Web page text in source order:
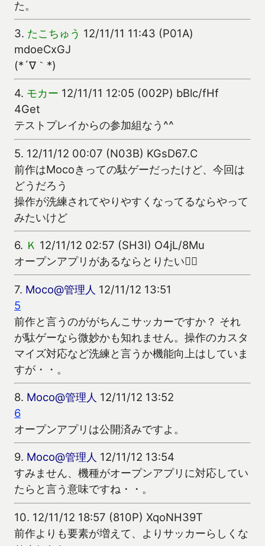
た。
3. たこちゅう 12/11/11 11:43 (P01A)
mdoeCxGJ
(*´∇｀*)
4. モカー 12/11/11 12:05 (002P) bBlc/fHf
4Get
テストプレイからの参加組なう^^
5. 12/11/12 00:07 (N03B) KGsD67.C
前作はMocoきっての駄ゲーだったけど、今回は
どうだろう
操作が洗練されてやりやすくなってるならやって
みたいけど
6. Ｋ 12/11/12 02:57 (SH3I) O4jL/8Mu
オープンアプリがあるならとりたい
7. Moco@管理人 12/11/12 13:51
5
前作と言うのががちんこサッカーですか？ それ
が駄ゲーなら微妙かも知れません。操作のカスタ
マイズ対応など洗練と言うか機能向上はしていま
すが・・。
8. Moco@管理人 12/11/12 13:52
6
オープンアプリは公開済みですよ。
9. Moco@管理人 12/11/12 13:54
すみません、機種がオープンアプリに対応してい
たらと言う意味ですね・・。
10. 12/11/12 18:57 (810P) XqoNH39T
前作よりも要素が増えて、よりサッカーらしくな